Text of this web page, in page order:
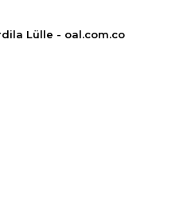
Lülle - oal.com.co